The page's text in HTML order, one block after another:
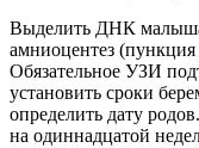
Выделить ДНК малыша
амниоцентез
Обязательное УЗИ
установить сроки
определить дату
на одиннадцатой